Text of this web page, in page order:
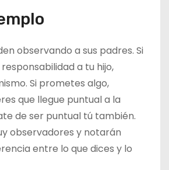
observando a sus padres. Si
a tu hijo,
Si prometes algo,
que llegue puntual a la
de ser puntual tú también.
observadores y notarán
entre lo que dices y lo